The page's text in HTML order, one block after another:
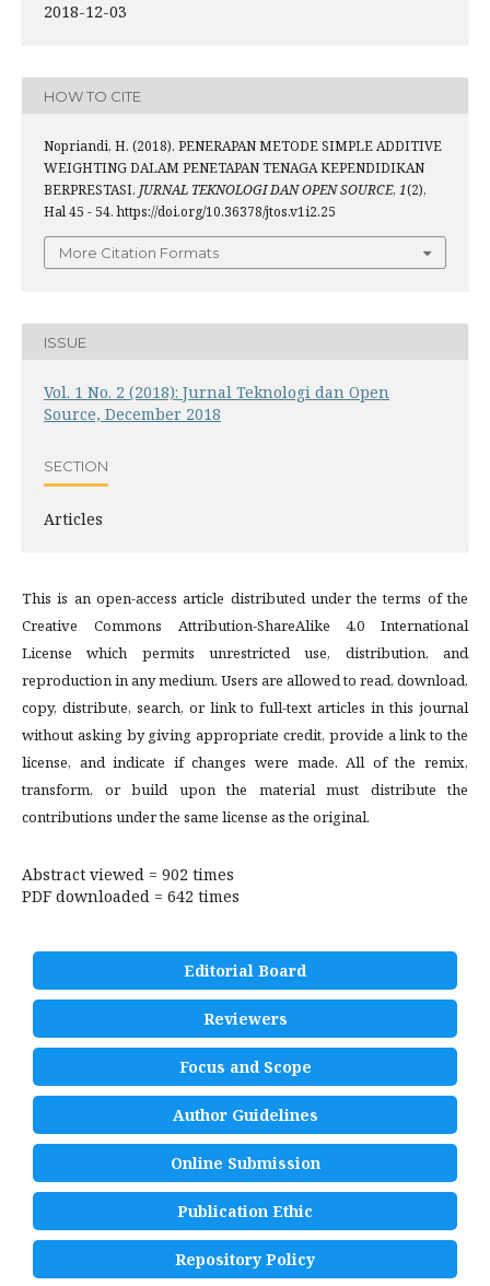
2018-12-03
HOW TO CITE
Nopriandi, H. (2018). PENERAPAN METODE SIMPLE ADDITIVE
WEIGHTING DALAM PENETAPAN TENAGA KEPENDIDIKAN
BERPRESTASI. JURNAL TEKNOLOGI DAN OPEN SOURCE, 1(2),
Hal 45 - 54. https://doi.org/10.36378/jtos.v1i2.25
More Citation Formats
ISSUE
Vol. 1 No. 2 (2018): Jurnal Teknologi dan Open
Source, December 2018
SECTION
Articles
This is an open-access article distributed under the terms of the
Creative Commons Attribution-ShareAlike 4.0 International
License which permits unrestricted use, distribution, and
reproduction in any medium. Users are allowed to read, download,
copy, distribute, search, or link to full-text articles in this journal
without asking by giving appropriate credit, provide a link to the
license, and indicate if changes were made. All of the remix,
transform, or build upon the material must distribute the
contributions under the same license as the original.
Abstract viewed = 902 times
PDF downloaded = 642 times
Editorial Board
Reviewers
Focus and Scope
Author Guidelines
Online Submission
Publication Ethic
Repository Policy